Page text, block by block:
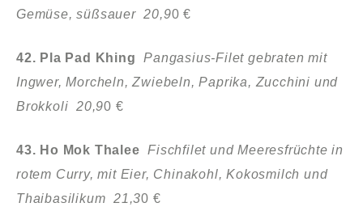
Gemüse, süßsauer 20,90 €
42. Pla Pad Khing
Pangasius-Filet gebraten mit
Ingwer, Morcheln, Zwiebeln, Paprika, Zucchini und
Brokkoli 20,90 €
43. Ho Mok Thalee
Fischfilet und Meeresfrüchte in
rotem Curry, mit Eier, Chinakohl, Kokosmilch und
Thaibasilikum 21,30 €